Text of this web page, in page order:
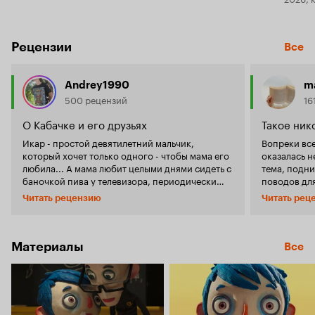
Рецензии Все
Andrey1990
500 рецензий
О Кабачке и его друзьях
Икар - простой девятилетний мальчик,
который хочет только одного - чтобы мама его
любила... А мама любит целыми днями сидеть с
баночкой пива у телевизора, периодически
ругая своего сына - Кабачка, как она его
называет, за слишком громкий шум. Но
полиции Раймонд, воспитатели миссис
Папинью и мистер Поль, но самое главное
друзья - такие же оставшиеся без родителей
дети, как он. Преодолев много тяжелых дней
дома, Кабачок наконец-то узнает, что такое
дружба и что мир не без добрых людей.
Читать рецензию
Такое
Вопреки
оказалась
тема,
поводов для веселья.
'Дети -
почему-то
со
таким
же видел
детдома.
Читать
Материалы Все